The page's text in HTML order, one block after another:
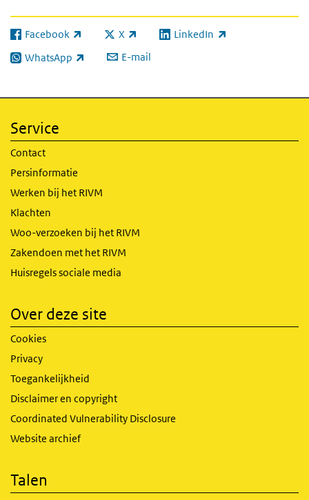
Facebook
(externe link) X
(externe link) LinkedIn
(externe link)
WhatsApp
(externe link) E-mail
Service
Contact
Persinformatie
Werken bij het RIVM
Klachten
Woo-verzoeken bij het RIVM
Zakendoen met het RIVM
Huisregels sociale media
Over deze site
Cookies
Privacy
Toegankelijkheid
Disclaimer en copyright
Coordinated Vulnerability Disclosure
Website archief
Talen